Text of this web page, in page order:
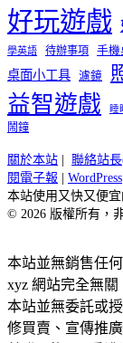
好玩遊戲
學英語 待辦事項 手機
桌面小工具 濾鏡
益智遊戲 睡
鬧鐘
關於本站 | 聯絡站長
閱電子報 | WordPress
本站使用又快又便宜
© 2026 版權所有，
本站並無銷售任
xyz 網站完全無關
本站並無委託或
修買賣、宣傳推